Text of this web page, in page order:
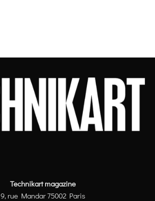
Technikart magazine
9, rue Mandar 75002 Paris